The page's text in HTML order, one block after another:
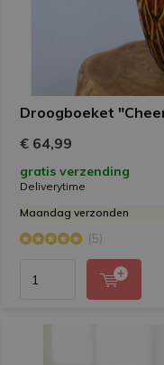
Droogboeket
€ 64,99
gratis verzending
Deliverytime
Maandag verzonden
(5)